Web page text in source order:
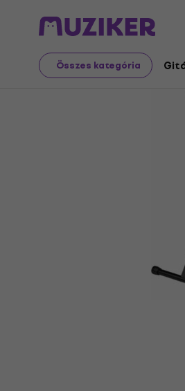
Összes kategória
Hangszerek Billentyűs
Értékesítés megszűnt